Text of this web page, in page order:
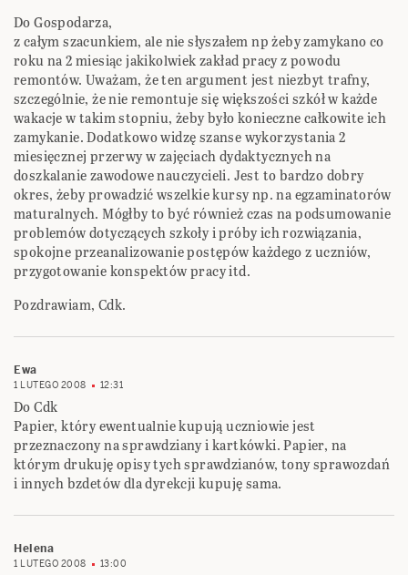
Do Gospodarza,
z całym szacunkiem, ale nie słyszałem np żeby zamykano co
roku na 2 miesiąc jakikolwiek zakład pracy z powodu
remontów. Uważam, że ten argument jest niezbyt trafny,
szczególnie, że nie remontuje się większości szkół w każde
wakacje w takim stopniu, żeby było konieczne całkowite ich
zamykanie. Dodatkowo widzę szanse wykorzystania 2
miesięcznej przerwy w zajęciach dydaktycznych na
doszkalanie zawodowe nauczycieli. Jest to bardzo dobry
okres, żeby prowadzić wszelkie kursy np. na egzaminatorów
maturalnych. Mógłby to być również czas na podsumowanie
problemów dotyczących szkoły i próby ich rozwiązania,
spokojne przeanalizowanie postępów każdego z uczniów,
przygotowanie konspektów pracy itd.
Pozdrawiam, Cdk.
Ewa
1 LUTEGO 2008 12:31
Do Cdk
Papier, który ewentualnie kupują uczniowie jest
przeznaczony na sprawdziany i kartkówki. Papier, na
którym drukuję opisy tych sprawdzianów, tony sprawozdań
i innych bzdetów dla dyrekcji kupuję sama.
Helena
1 LUTEGO 2008 13:00